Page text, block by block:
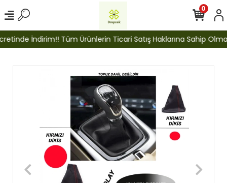
İndirim!! Tüm Ürünlerin Ticari Satış Haklarına Sahip
0